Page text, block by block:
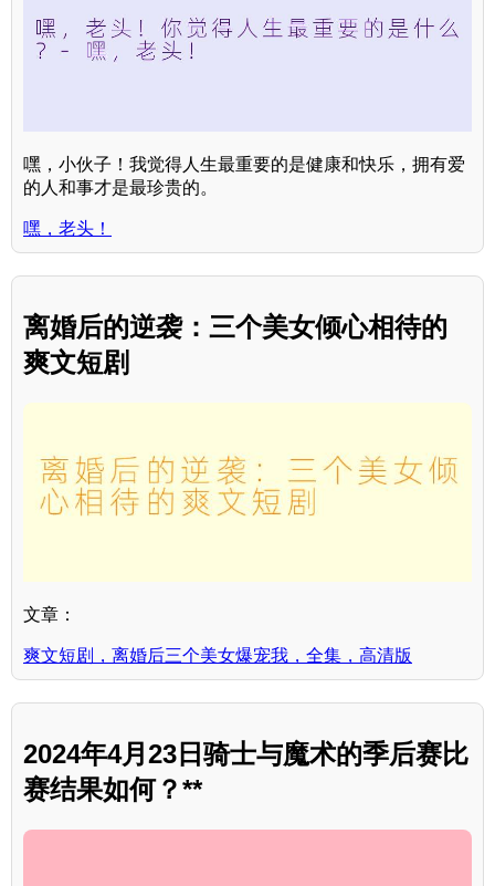
嘿，小伙子！我觉得人生最重要的是健康和快乐，拥有爱
的人和事才是最珍贵的。
嘿，老头！
离婚后的逆袭：三个美女倾心相待的
爽文短剧
文章：
爽文短剧，离婚后三个美女爆宠我，全集，高清版
2024年4月23日骑士与魔术的季后赛比
赛结果如何？**